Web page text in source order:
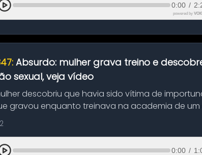
0:00 /
powered by
Absurdo: mulher grava treino e
sexual, veja vídeo
descobriu que havia sido vítima de
gravou enquanto treinava na academia de um
0:00 /